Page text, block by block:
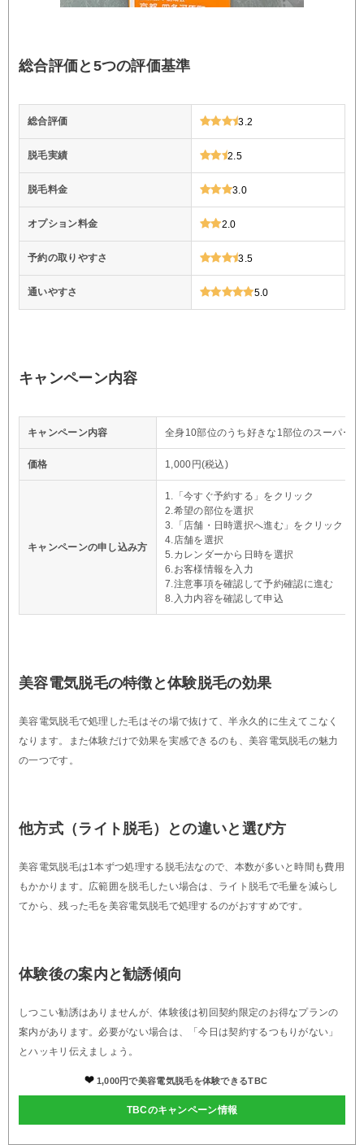
総合評価と5つの評価基準
総合評価 3.2
脱毛実績 2.5
脱毛料金 3.0
オプション料金 2.0
予約の取りやすさ 3.5
通いやすさ 5.0
キャンペーン内容
キャンペーン内容 全身10部位のうち好きな1部位のスーパー
価格 1,000円(税込)
キャンペーンの申し込み方
1.「今すぐ予約する」をクリック
2.希望の部位を選択
3.「店舗・日時選択へ進む」をクリック
4.店舗を選択
5.カレンダーから日時を選択
6.お客様情報を入力
7.注意事項を確認して予約確認に進む
8.入力内容を確認して申込
美容電気脱毛の特徴と体験脱毛の効果
美容電気脱毛で処理した毛はその場で抜けて、半永久的に生えてこなく
なります。また体験だけで効果を実感できるのも、美容電気脱毛の魅力
の一つです。
他方式（ライト脱毛）との違いと選び方
美容電気脱毛は1本ずつ処理する脱毛法なので、本数が多いと時間も費用
もかかります。広範囲を脱毛したい場合は、ライト脱毛で毛量を減らし
てから、残った毛を美容電気脱毛で処理するのがおすすめです。
体験後の案内と勧誘傾向
しつこい勧誘はありませんが、体験後は初回契約限定のお得なプランの
案内があります。必要がない場合は、「今日は契約するつもりがない」
とハッキリ伝えましょう。
1,000円で美容電気脱毛を体験できるTBC
TBCのキャンペーン情報